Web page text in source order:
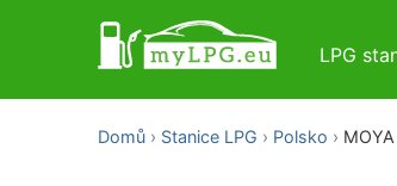
LPG
Domů Stanice LPG Polsko